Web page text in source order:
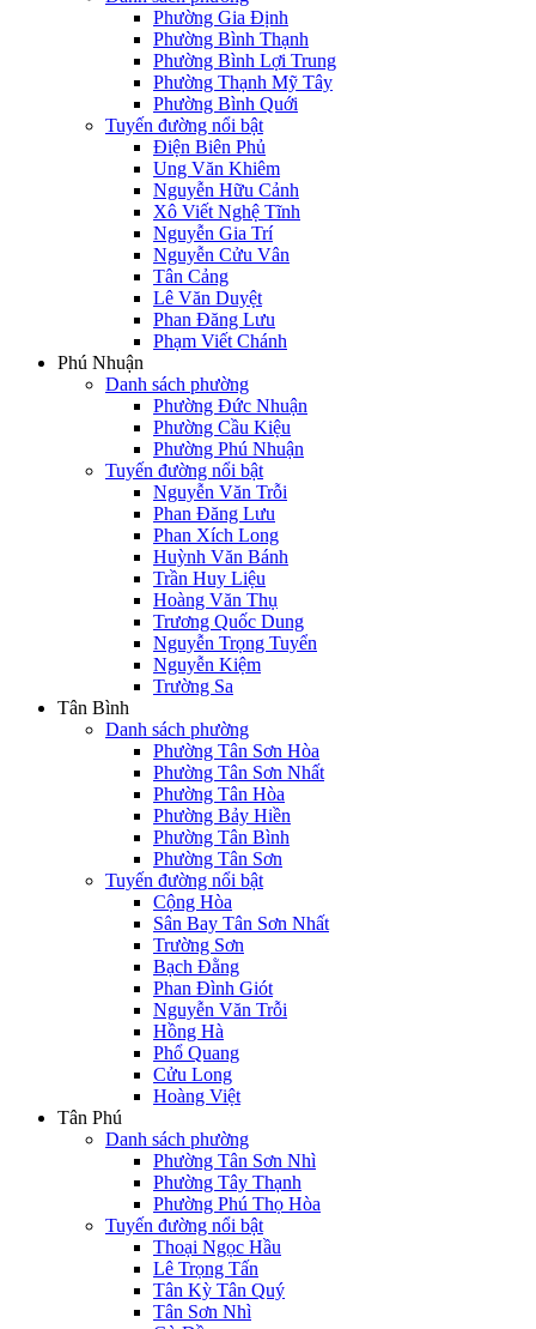
Phường Gia Định
Phường Bình Thạnh
Phường Bình Lợi Trung
Phường Thạnh Mỹ Tây
Phường Bình Quới
Tuyến đường nổi bật
Điện Biên Phủ
Ung Văn Khiêm
Nguyễn Hữu Cảnh
Xô Viết Nghệ Tĩnh
Nguyễn Gia Trí
Nguyễn Cửu Vân
Tân Cảng
Lê Văn Duyệt
Phan Đăng Lưu
Phạm Viết Chánh
Phú Nhuận
Danh sách phường
Phường Đức Nhuận
Phường Cầu Kiệu
Phường Phú Nhuận
Tuyến đường nổi bật
Nguyễn Văn Trỗi
Phan Đăng Lưu
Phan Xích Long
Huỳnh Văn Bánh
Trần Huy Liệu
Hoàng Văn Thụ
Trương Quốc Dung
Nguyễn Trọng Tuyển
Nguyễn Kiệm
Trường Sa
Tân Bình
Danh sách phường
Phường Tân Sơn Hòa
Phường Tân Sơn Nhất
Phường Tân Hòa
Phường Bảy Hiền
Phường Tân Bình
Phường Tân Sơn
Tuyến đường nổi bật
Cộng Hòa
Sân Bay Tân Sơn Nhất
Trường Sơn
Bạch Đằng
Phan Đình Giót
Nguyễn Văn Trỗi
Hồng Hà
Phổ Quang
Cửu Long
Hoàng Việt
Tân Phú
Danh sách phường
Phường Tân Sơn Nhì
Phường Tây Thạnh
Phường Phú Thọ Hòa
Tuyến đường nổi bật
Thoại Ngọc Hầu
Lê Trọng Tấn
Tân Kỳ Tân Quý
Tân Sơn Nhì